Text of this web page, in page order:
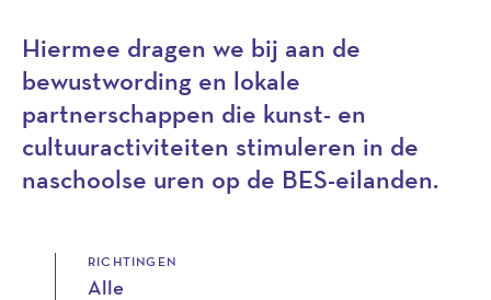
Hiermee dragen we bij aan de
bewustwording en lokale
partnerschappen die kunst- en
cultuuractiviteiten stimuleren in de
naschoolse uren op de BES-eilanden.
RICHTINGEN
Alle